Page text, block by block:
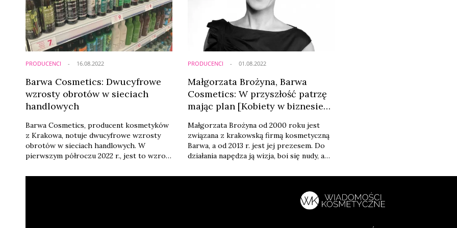
oczekiwaniami detalistów, że nadal ...
rozwoju kategorii produktów, które będą
PRODUCENCI
Barwa Cosmetics: Dwucyfrowe
wzrosty obrotów w sieciach
handlowych
Barwa Cosmetics, producent kosmetyków
z Krakowa, notuje dwucyfrowe wzrosty
obrotów w sieciach handlowych. W
pierwszym półroczu 2022 r., jest to wzrost
analogicznego okresu ubiegłego roku.
16.08.2022 PRODUCENCI
Małgorzata Brożyna, Barwa
Cosmetics: W przyszłość patrzę
mając plan [Kobiety w biznesie
Małgorzata Brożyna od 2000 roku jest
związana z krakowską firmą kosmetyczną
Barwa, a od 2013 r. jest jej prezesem. Do
działania napędza ją wizja, boi się nudy, a
kosmetycznym kobiety nie mają taryfy
podróży i kocha muzykę. O sobie
opowiedziała nam otwierając cykl
01.08.2022